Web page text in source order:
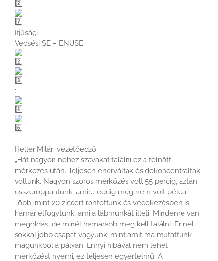
Ifjúsági
Vecsési SE – ENUSE
:
Heller Milán vezetőedző:
„Hát nagyon nehéz szavakat találni ez a felnőtt
mérkőzés után. Teljesen enerváltak és dekoncentráltak
voltunk. Nagyon szoros mérkőzés volt 55 percig, aztán
összeroppantunk, amire eddig még nem volt példa.
Több, mint 20 ziccert rontottunk és védekezésben is
hamar elfogytunk, ami a lábmunkát illeti. Mindenre van
megoldás, de minél hamarabb meg kell találni. Ennél
sokkal jobb csapat vagyunk, mint amit ma mutattunk
magunkból a pályán. Ennyi hibával nem lehet
mérkőzést nyerni, ez teljesen egyértelmű. A